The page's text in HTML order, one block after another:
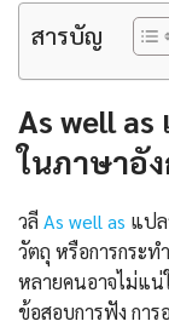
สารบัญ
As well as
ในภาษาอั
วลีAs well as แปล
วัตถุ หรือการกระท
หลายคนอาจไม่แน่
ข้อสอบการฟัง การ